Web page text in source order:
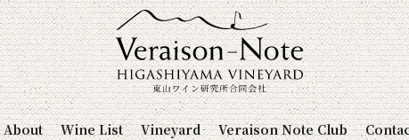
About Wine List Vineyard Veraison Note Club